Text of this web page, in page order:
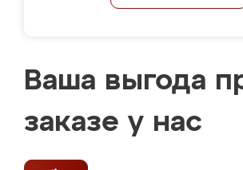
Ваша выгода
заказе у нас